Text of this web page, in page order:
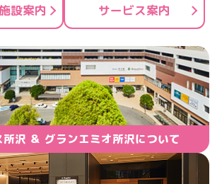
設案内 サービス案内
所沢 ＆ グランエミオ所沢について